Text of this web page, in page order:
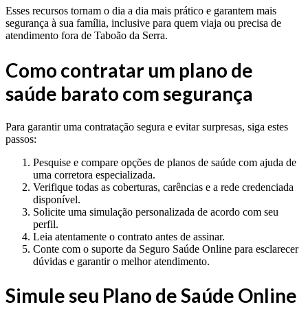
Esses recursos tornam o dia a dia mais prático e garantem mais
segurança à sua família, inclusive para quem viaja ou precisa de
atendimento fora de Taboão da Serra.
Como contratar um plano de
saúde barato com segurança
Para garantir uma contratação segura e evitar surpresas, siga estes
passos:
Pesquise e compare opções de planos de saúde com ajuda de
uma corretora especializada.
Verifique todas as coberturas, carências e a rede credenciada
disponível.
Solicite uma simulação personalizada de acordo com seu
perfil.
Leia atentamente o contrato antes de assinar.
Conte com o suporte da Seguro Saúde Online para esclarecer
dúvidas e garantir o melhor atendimento.
Simule seu Plano de Saúde Online